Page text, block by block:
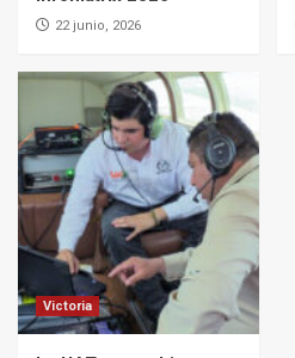
22 junio, 2026
Victoria